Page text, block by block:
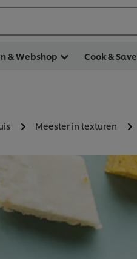
& Webshop Cook & Save
Meester in texturen